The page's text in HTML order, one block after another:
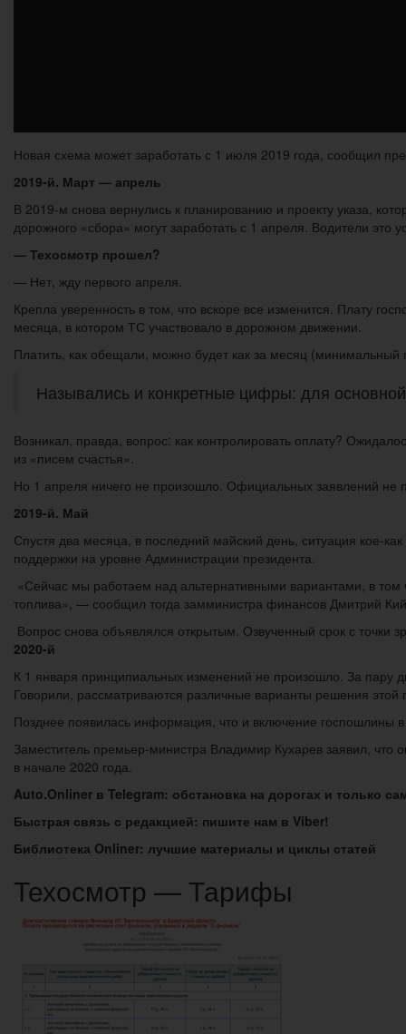
Новая схема может заработать с 1 июля 2019 года, сообщил
2019-й. Март — апрель
В 2019-м снова вернулись к планированию и проекту указа,
дорожного «сбора» могут заработать с 1 апреля. Водители
— Техосмотр прошел?
— Нет, жду первого апреля.
Крепла уверенность в том, что вскоре все изменится. Плату
месяца, в котором ТС участвовало в дорожном движении.
Платить, как обещали, можно будет как за месяц (минимальный
Назывались и конкретные цифры: для
Возникал, правда, вопрос: как контролировать оплату?
из «писем счастья».
Но 1 апреля ничего не произошло. Официальных заявлений не
2019-й. Май
Спустя два месяца, в последний майский день, ситуация кое-
поддержки на уровне Администрации президента.
«Сейчас мы работаем над альтернативными вариантами, в
топлива», — сообщил тогда замминистра финансов Дмитрий
Вопрос снова объявлялся открытым. Озвученный срок с
2020-й
К 1 января принципиальных изменений не произошло. За пару
Говорили, рассматриваются различные варианты решения
Позднее появилась информация, что и включение госпошлины
Заместитель премьер-министра Владимир Кухарев заявил, что
в начале 2020 года.
Auto.Onliner в Telegram: обстановка на дорогах и только
Быстрая связь с редакцией: пишите нам в Viber!
Библиотека Onliner: лучшие материалы и циклы статей
Техосмотр — Тарифы